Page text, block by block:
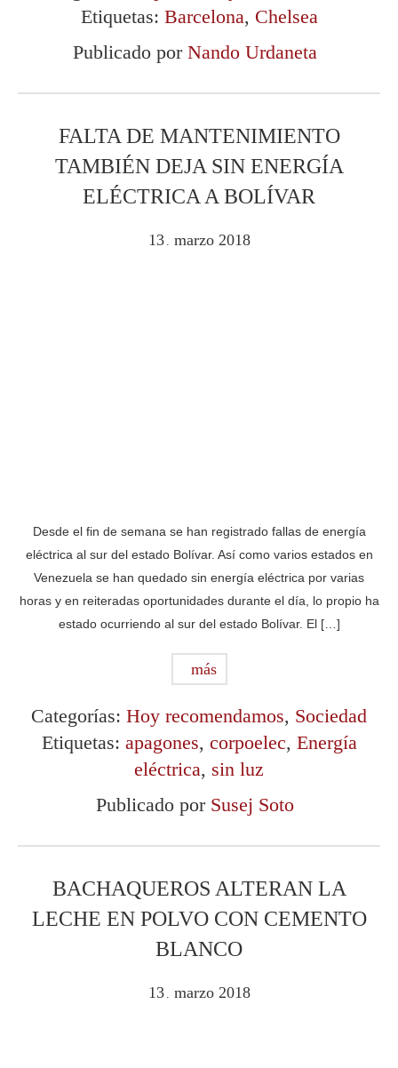
Etiquetas: Barcelona, Chelsea
Publicado por Nando Urdaneta
FALTA DE MANTENIMIENTO
TAMBIÉN DEJA SIN ENERGÍA
ELÉCTRICA A BOLÍVAR
13 marzo 2018
Desde el fin de semana se han registrado fallas de energía
eléctrica al sur del estado Bolívar. Así como varios estados en
Venezuela se han quedado sin energía eléctrica por varias
horas y en reiteradas oportunidades durante el día, lo propio ha
estado ocurriendo al sur del estado Bolívar. El […]
más
Categorías: Hoy recomendamos, Sociedad
Etiquetas: apagones, corpoelec, Energía
eléctrica, sin luz
Publicado por Susej Soto
BACHAQUEROS ALTERAN LA
LECHE EN POLVO CON CEMENTO
BLANCO
13 marzo 2018